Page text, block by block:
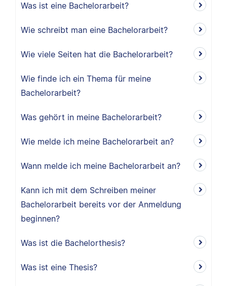
Was ist eine Bachelorarbeit?
Wie schreibt man eine Bachelorarbeit?
Wie viele Seiten hat die Bachelorarbeit?
Wie finde ich ein Thema für meine
Bachelorarbeit?
Was gehört in meine Bachelorarbeit?
Wie melde ich meine Bachelorarbeit an?
Wann melde ich meine Bachelorarbeit an?
Kann ich mit dem Schreiben meiner
Bachelorarbeit bereits vor der Anmeldung
beginnen?
Was ist die Bachelorthesis?
Was ist eine Thesis?